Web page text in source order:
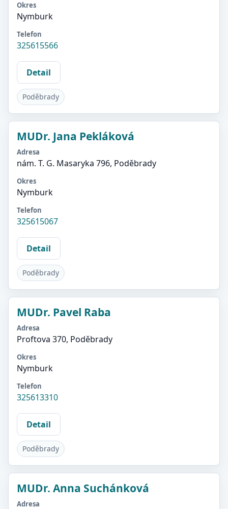
Okres
Nymburk
Telefon
325615566
Detail
Poděbrady
MUDr. Jana Pekláková
Adresa
nám. T. G. Masaryka 796, Poděbrady
Okres
Nymburk
Telefon
325615067
Detail
Poděbrady
MUDr. Pavel Raba
Adresa
Proftova 370, Poděbrady
Okres
Nymburk
Telefon
325613310
Detail
Poděbrady
MUDr. Anna Suchánková
Adresa